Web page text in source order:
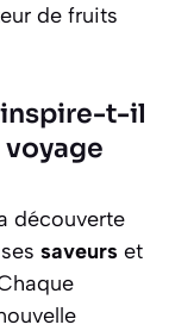
de fruits
inspire-t-il
découverte
saveurs et